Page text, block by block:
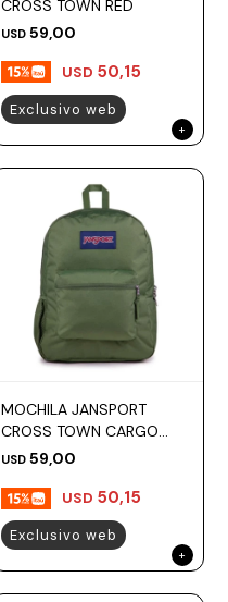
CROSS TOWN RED
USD 59,00
USD 50,15
Exclusivo web
MOCHILA JANSPORT
CROSS TOWN CARGO
GREEN
USD 59,00
USD 50,15
Exclusivo web